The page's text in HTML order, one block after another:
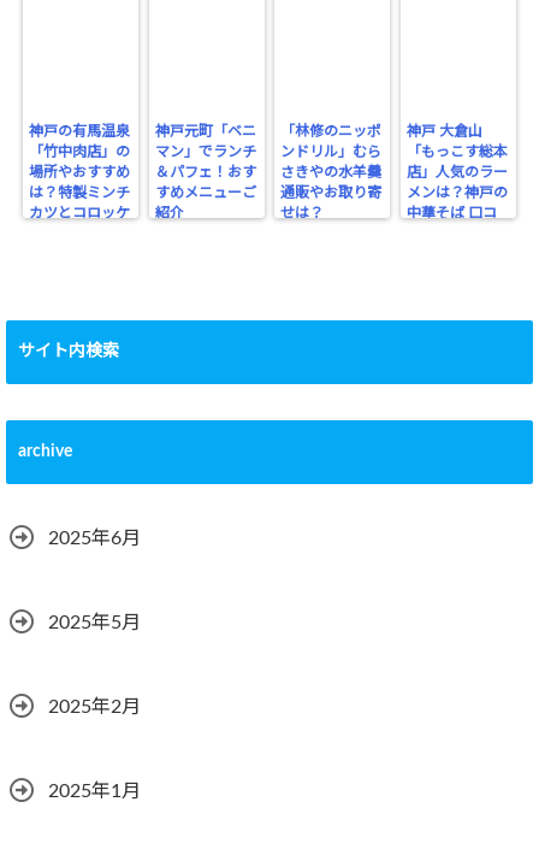
神戸の有馬温泉
「竹中肉店」の
場所やおすすめ
は？特製ミンチ
カツとコロッケ
神戸元町「ベニ
マン」でランチ
＆パフェ！おす
すめメニューご
紹介
「林修のニッポ
ンドリル」むら
さきやの水羊羹
通販やお取り寄
せは？
神戸 大倉山
「もっこす総本
店」人気のラー
メンは？神戸の
中華そば 口コ
サイト内検索
archive
2025年6月
2025年5月
2025年2月
2025年1月